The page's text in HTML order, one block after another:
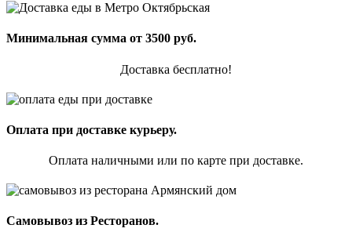
Минимальная сумма от 3500 руб.
Доставка бесплатно!
Оплата при доставке курьеру.
Оплата наличными или по карте при доставке.
Самовывоз из Ресторанов.